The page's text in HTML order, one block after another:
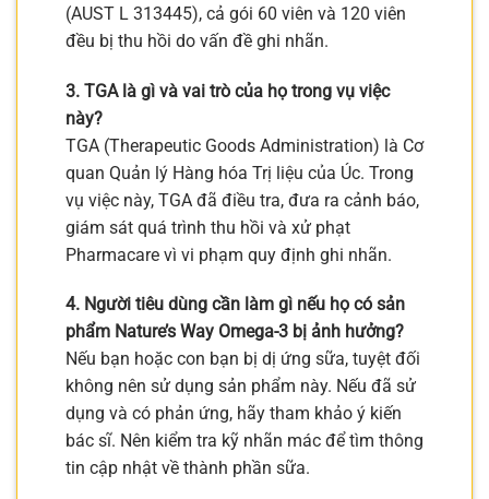
(AUST L 313445), cả gói 60 viên và 120 viên
đều bị thu hồi do vấn đề ghi nhãn.
3. TGA là gì và vai trò của họ trong vụ việc
này?
TGA (Therapeutic Goods Administration) là Cơ
quan Quản lý Hàng hóa Trị liệu của Úc. Trong
vụ việc này, TGA đã điều tra, đưa ra cảnh báo,
giám sát quá trình thu hồi và xử phạt
Pharmacare vì vi phạm quy định ghi nhãn.
4. Người tiêu dùng cần làm gì nếu họ có sản
phẩm Nature’s Way Omega-3 bị ảnh hưởng?
Nếu bạn hoặc con bạn bị dị ứng sữa, tuyệt đối
không nên sử dụng sản phẩm này. Nếu đã sử
dụng và có phản ứng, hãy tham khảo ý kiến
bác sĩ. Nên kiểm tra kỹ nhãn mác để tìm thông
tin cập nhật về thành phần sữa.